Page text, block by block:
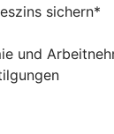
sichern*
und